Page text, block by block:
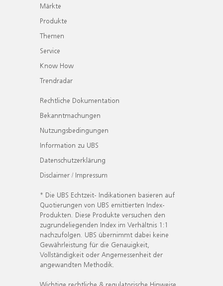
Märkte
Produkte
Themen
Service
Know How
Trendradar
Rechtliche Dokumentation
Bekanntmachungen
Nutzungsbedingungen
Information zu UBS
Datenschutzerklärung
Disclaimer / Impressum
* Die UBS Echtzeit- Indikationen basieren auf
Quotierungen von UBS emittierten Index-
Produkten. Diese Produkte versuchen den
zugrundeliegenden Index im Verhältnis 1:1
nachzufolgen. UBS übernimmt dabei keine
Gewährleistung für die Genauigkeit,
Vollständigkeit oder Angemessenheit der
angewandten Methodik.